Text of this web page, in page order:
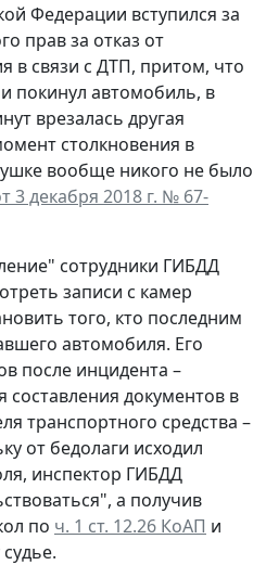
Федерации вступился за
прав за отказ от
в связи с ДТП, притом, что
покинул автомобиль, в
врезалась другая
столкновения в
вообще никого не было
3 декабря 2018 г. № 67-
сотрудники ГИБДД
записи с камер
того, кто последним
автомобиля. Его
после инцидента –
составления документов в
транспортного средства –
от бедолаги исходил
инспектор ГИБДД
а получив
по ч. 1 ст. 12.26 КоАП и